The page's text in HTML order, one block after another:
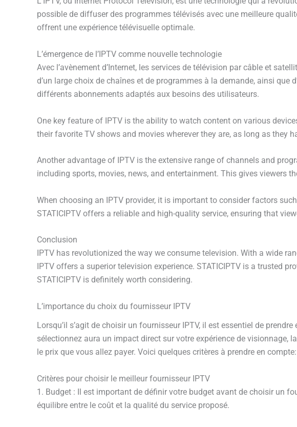
possible de diffuser des programmes télévisés avec une meilleure
offrent une expérience télévisuelle optimale.
L’émergence de l’IPTV comme nouvelle technologie
Avec l’avènement d’Internet, les services de télévision par câble et
d’un large choix de chaînes et de programmes à la demande, ainsi que
différents abonnements adaptés aux besoins des utilisateurs.
One key feature of IPTV is the ability to watch content on various
their favorite TV shows and movies wherever they are, as long as they
Another advantage of IPTV is the extensive range of channels and
including sports, movies, news, and entertainment. This gives viewers
When choosing an IPTV provider, it is important to consider factors
STATICIPTV offers a reliable and high-quality service, ensuring that
Conclusion
IPTV has revolutionized the way we consume television. With a wide
IPTV offers a superior television experience. STATICIPTV is a trusted
STATICIPTV is definitely worth considering.
L’importance du choix du fournisseur IPTV
Lorsqu’il s’agit de choisir un fournisseur IPTV, il est essentiel de
sélectionnez aura un impact direct sur votre expérience de visionnage,
le prix que vous allez payer. Voici quelques critères à prendre en compte:
Critères pour choisir le meilleur fournisseur IPTV
1. Budget : Il est important de définir votre budget avant de choisir un
équilibre entre le coût et la qualité du service proposé.